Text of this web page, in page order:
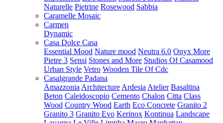
Naturelle Pietrine Rosewood Sabbia
Caramelle Mosaic
Carmen
Dynamic
Casa Dolce Casa
Essential Mood Nature mood Neutra 6.0 Onyx More
Pietre 3 Sensi Stones and More Studios Of Casamood
Urban Style Vetro Wooden Tile Of Cdc
Casalgrande Padana
Amazzonia Architecture Ardesia Atelier Basaltina
Beton Caleidoscopio Cemento Chalon Citta Class
Wood Country Wood Earth Eco Concrete Granito 2
Granito 3 Granito Evo Kerinox Kontinua Landscape